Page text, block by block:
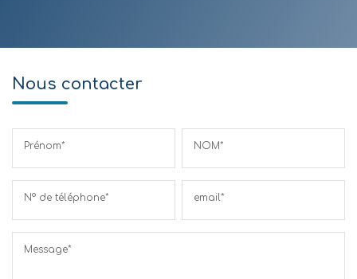
Nous contacter
Prénom* NOM*
N° de téléphone* email*
Message*